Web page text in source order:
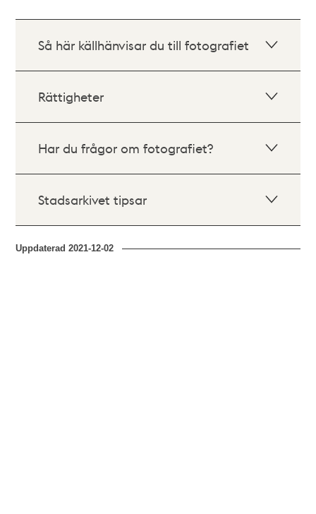
Så här källhänvisar du till fotografiet
Rättigheter
Har du frågor om fotografiet?
Stadsarkivet tipsar
Uppdaterad2021-12-02